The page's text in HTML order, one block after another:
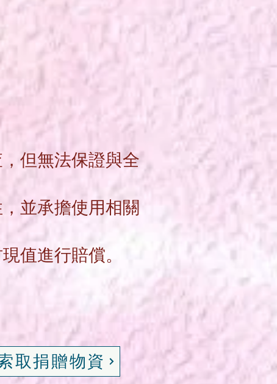
但無法保證與全
並承擔使用相關
值進行賠償。
取捐贈物資